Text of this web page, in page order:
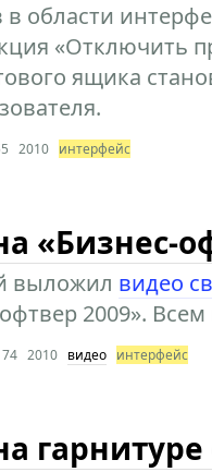
области
«Отключить
ящика
2010 интерфейс
«Бизнес-
выложил видео
2009».
2010 видео интерфейс